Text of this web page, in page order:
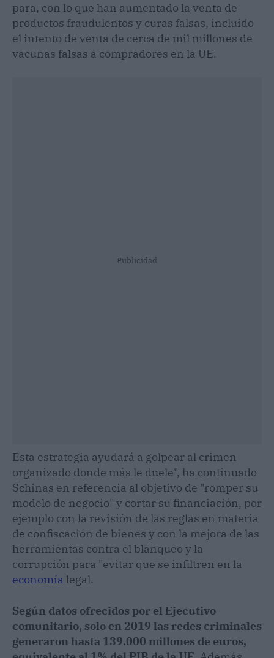
para, con lo que han aumentado la venta de
productos fraudulentos y curas falsas, incluido
el intento de venta de cerca de mil millones de
vacunas falsas a compradores en la UE.
Publicidad
Esta estrategia ayudará a golpear al crimen
organizado donde más le duele", ha continuado
Schinas en referencia al objetivo de "romper su
modelo de negocio" y cortar su financiación, por
ejemplo con la revisión de las reglas en materia
de confiscación de bienes y con la mejora de las
herramientas contra el blanqueo y la
corrupción para "evitar que se infiltren en la
economía legal.
Según datos ofrecidos por el Ejecutivo
comunitario, solo en 2019 las redes criminales
generaron hasta 139.000 millones de euros,